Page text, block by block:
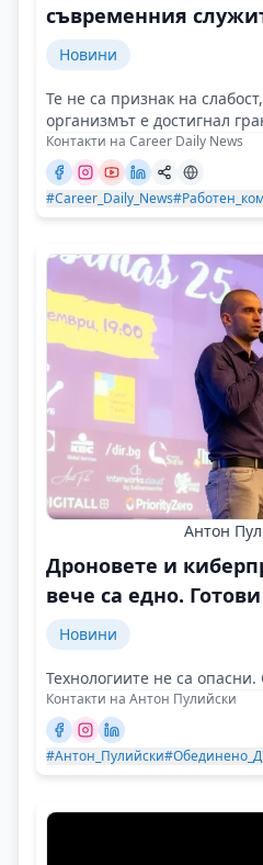
съвременния
Новини
Те не са признак на
организмът е достигнал
Контакти на Career Daily News
#Career_Daily_News
Антон
Дроновете и
вече са едно.
Новини
Технологиите не са
Контакти на Антон Пулийски
#Антон_Пулийски